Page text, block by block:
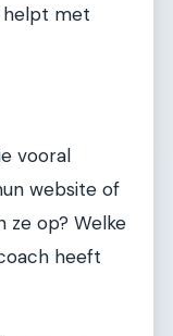
helpt met
vooral
website of
ze op? Welke
heeft